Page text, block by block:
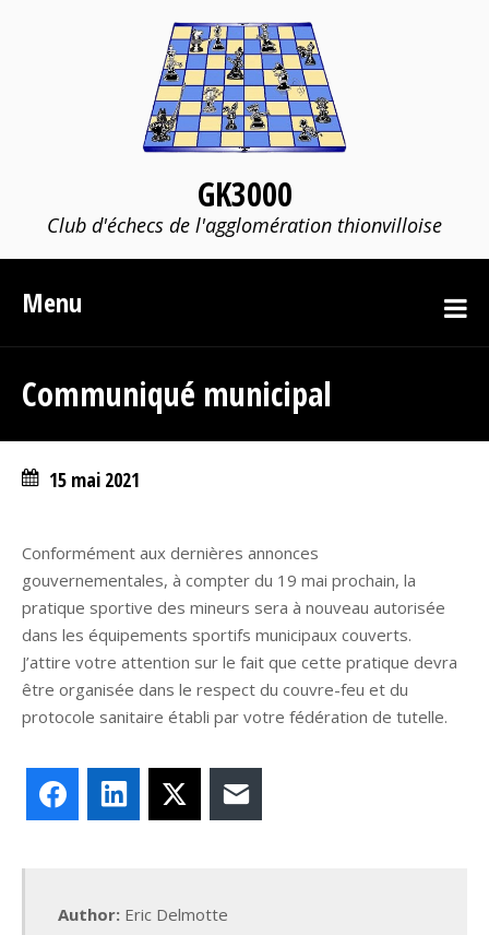
GK3000
Club d'échecs de l'agglomération thionvilloise
Menu
Communiqué municipal
15 mai 2021
Conformément aux dernières annonces
gouvernementales, à compter du 19 mai prochain, la
pratique sportive des mineurs sera à nouveau autorisée
dans les équipements sportifs municipaux couverts.
J’attire votre attention sur le fait que cette pratique devra
être organisée dans le respect du couvre-feu et du
protocole sanitaire établi par votre fédération de tutelle.
FacebookLinkedIn
Author: Eric Delmotte